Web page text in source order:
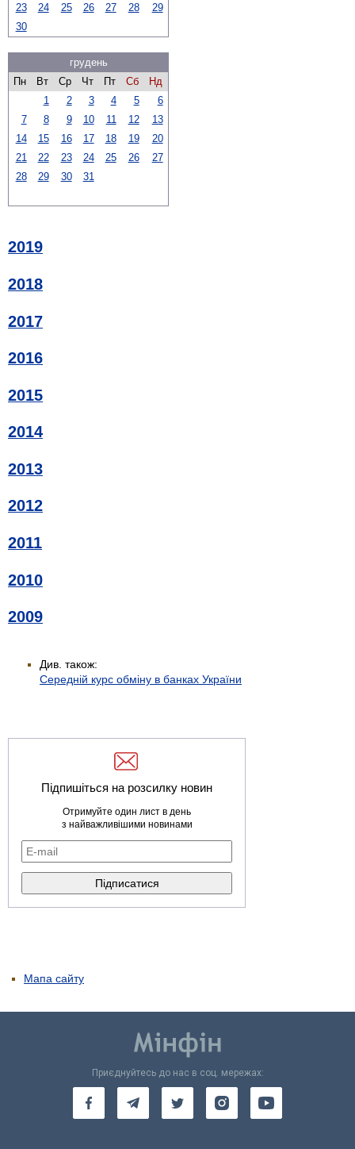
23 24 25 26 27 28
29
30
грудень
Пн
Вт Ср Чт Пт Сб
Нд
1
2 3 4 5
6
7
8 9 10 11 12
13
14
15 16 17 18 19
20
21
22 23 24 25 26
27
28
29 30 31
2019
2018
2017
2016
2015
2014
2013
2012
2011
2010
2009
Див. також:
Середній курс обміну в банках України
Підпишіться на розсилку новин
Отримуйте один лист в день
з найважливішими новинами
Мапа сайту
Приєднуйтесь до нас в соц. мережах: